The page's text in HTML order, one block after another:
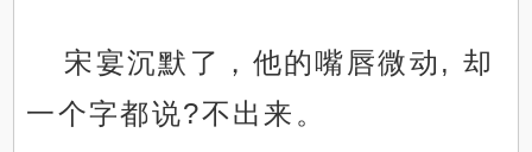
宋宴沉默了，他的嘴唇微动, 却
一个字都说?不出来。